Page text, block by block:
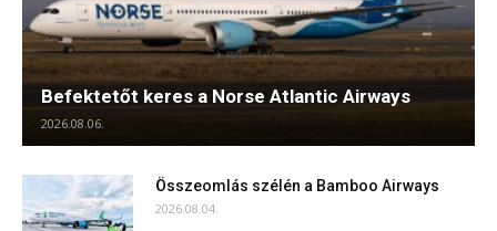
Befektetőt keres a Norse Atlantic Airways
2026.08.06.
Összeomlás szélén a Bamboo Airways
2026.08.04.